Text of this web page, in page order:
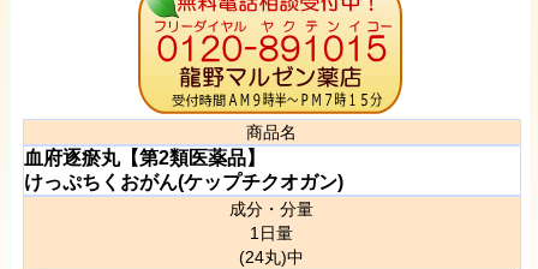
商品名
血府逐瘀丸【第2類医薬品】
けっぷちくおがん(ケップチクオガン)
成分・分量
1日量
(24丸)中